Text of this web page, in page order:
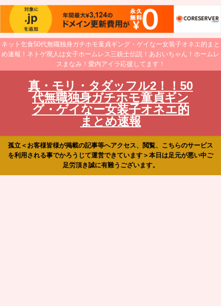
ネット乞食50代無職独身ガチホモ童貞ギング・ゲイなー女装子オネエ的まと
め速報！ネトゲ廃人は女子ホームレス三銃士伝説！あおいちゃん！ホームレ
スまなみ！愛内アイラ応援してます！
真・モリ・タダッフル2！！50
代無職独身ガチホモ童貞ギン
グ・ゲイなー女装子オネエ的
まとめ速報
孤立＜お客様皆様が掲載の記事等へアクセス、閲覧、こちらのサービス
を利用される事でかろうじて運営できています＞本日は足元が悪い中ご
足労頂き誠に有難うございます。